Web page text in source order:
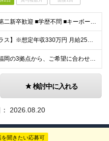
■未経験OK／第二新卒歓迎 ■学歴不問 ■キーボードでWeb検索ができる程度のPCスキルがある方 ☆こんな人が働いています☆ ＊性別や年齢関係なく人と話すことが好き！ ＊人の喜びや感動を一緒に喜びた
【メンバークラス】※想定年収330万円 月給25万円～27万5000円 【リーダークラス】※想定年収372万～402万円 月給28万円～30万5000円 ★試用期間6ヶ月（試用期間中の雇用形態は
東京・大阪・福岡の3拠点から、ご希望に合わせて勤務地を決定いたします。 ※配属先や担当企業などによって勤務先が異なります。詳しくは別途ご説明します ※勤務エリアについては、ご本人の居住地やご希望を考慮
検討中に入れる
2026.08.20
を聞きたい応募可